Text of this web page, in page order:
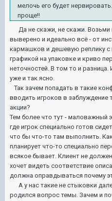
мелочь его будет
проще!!
Да не скажи, не скажи. Возьми
выверено и идеально всё - от
кармашков и дешевую реплику
графикой на упаковке и криво
неточностей. В том то и
уже и так ясно.
Так зачем попадать в такие
вводить игроков в заблуждение
акции?
Тем более что тут - маловажный
где игрок специально готов
что бы что-то там выполнить.
планирует что-то специально
всякое бывает. Клиент не
хочет видеть соответствие
должна оправдываться почему
А у нас такие не стыковки
родился вопрос темы. Зачем и